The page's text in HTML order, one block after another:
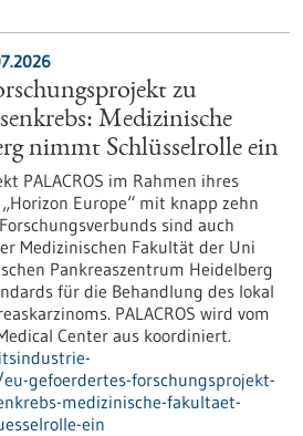
zu
Medizinische
nimmt Schlüsselrolle ein
PALACROS im Rahmen ihres
Europe“ mit knapp zehn
sind auch
Medizinischen Fakultät der Uni
Pankreaszentrum Heidelberg
für die Behandlung des lokal
PALACROS wird vom
Center aus koordiniert.
gefoerdertes-forschungsprojekt-
medizinische-fakultaet-
ein